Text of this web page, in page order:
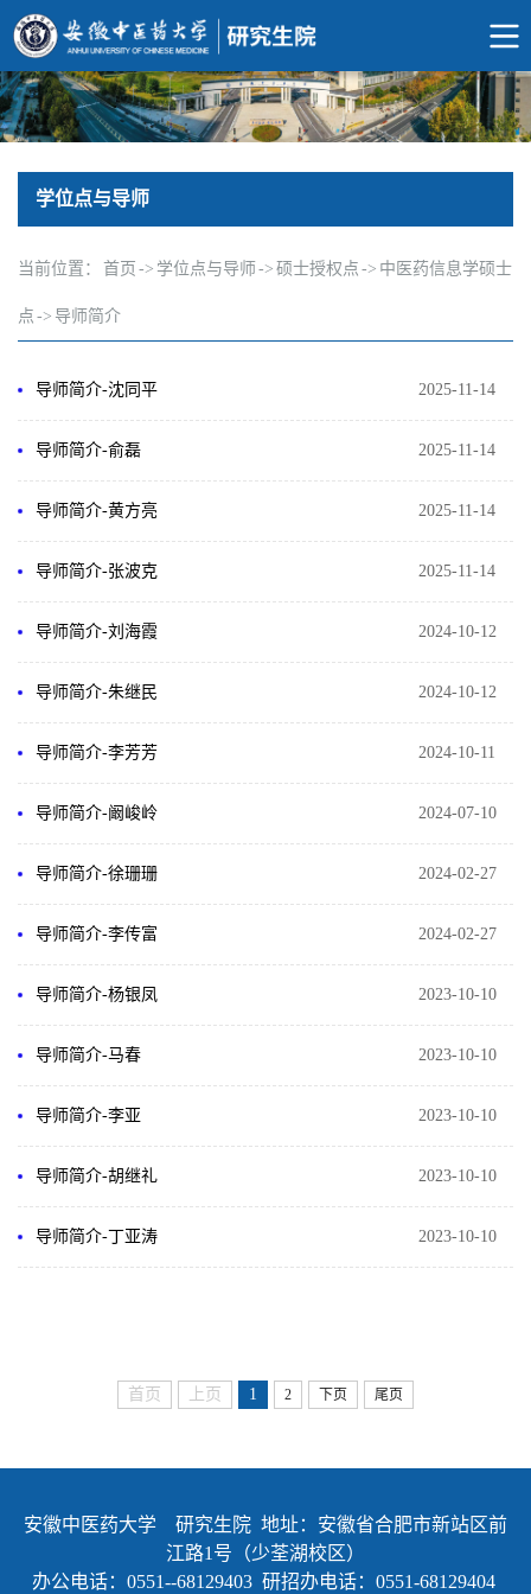
学位点与导师
当前位置： 首页 -> 学位点与导师-> 硕士授权点 -> 中医药信息学硕士
点 -> 导师简介
2025-11-14
导师简介-沈同平
2025-11-14
导师简介-俞磊
2025-11-14
导师简介-黄方亮
2025-11-14
导师简介-张波克
2024-10-12
导师简介-刘海霞
2024-10-12
导师简介-朱继民
2024-10-11
导师简介-李芳芳
2024-07-10
导师简介-阚峻岭
2024-02-27
导师简介-徐珊珊
2024-02-27
导师简介-李传富
2023-10-10
导师简介-杨银凤
2023-10-10
导师简介-马春
2023-10-10
导师简介-李亚
2023-10-10
导师简介-胡继礼
2023-10-10
导师简介-丁亚涛
首页 上页 1 2 下页 尾页
安徽中医药大学 研究生院 地址：安徽省合肥市新站区前
江路1号（少荃湖校区）
办公电话：0551--68129403 研招办电话：0551-68129404